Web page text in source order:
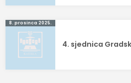
8. prosinca 2025.
4. sjednica